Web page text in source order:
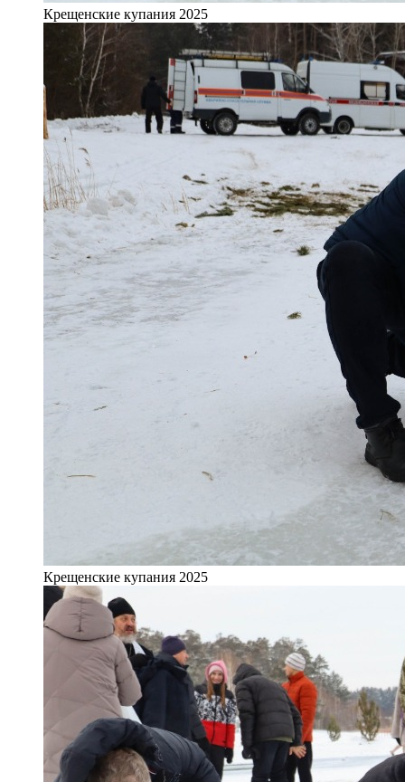
Крещенские купания 2025
Крещенские купания 2025